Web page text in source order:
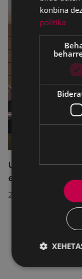
Udalbatzak
egindako
2026/07/28
konbina
politika